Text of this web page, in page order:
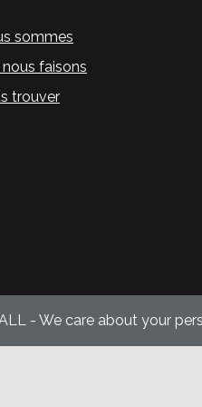
sommes
faisons
trouver
- We care about your